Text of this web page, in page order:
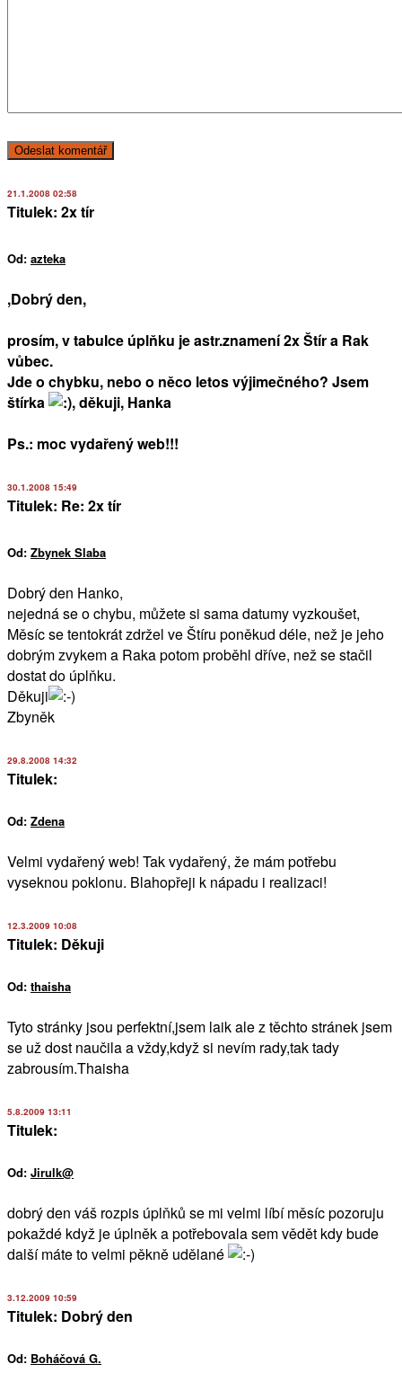
21.1.2008 02:58
Titulek: 2x tír
Od: azteka
,Dobrý den,
prosím, v tabulce úplňku je astr.znamení 2x Štír a Rak
vůbec.
Jde o chybku, nebo o něco letos výjimečného? Jsem
štírka
, děkuji, Hanka
Ps.: moc vydařený web!!!
30.1.2008 15:49
Titulek: Re: 2x tír
Od: Zbynek Slaba
Dobrý den Hanko,
nejedná se o chybu, můžete si sama datumy vyzkoušet,
Měsíc se tentokrát zdržel ve Štíru poněkud déle, než je jeho
dobrým zvykem a Raka potom proběhl dříve, než se stačil
dostat do úplňku.
Děkuji
Zbyněk
29.8.2008 14:32
Titulek:
Od: Zdena
Velmi vydařený web! Tak vydařený, že mám potřebu
vyseknou poklonu. Blahopřeji k nápadu i realizaci!
12.3.2009 10:08
Titulek: Děkuji
Od: thaisha
Tyto stránky jsou perfektní,jsem laik ale z těchto stránek jsem
se už dost naučila a vždy,když si nevím rady,tak tady
zabrousím.Thaisha
5.8.2009 13:11
Titulek:
Od: Jirulk@
dobrý den váš rozpis úplňků se mi velmi líbí měsíc pozoruju
pokaždé když je úplněk a potřebovala sem vědět kdy bude
další máte to velmi pěkně udělané
3.12.2009 10:59
Titulek: Dobrý den
Od: Boháčová G.